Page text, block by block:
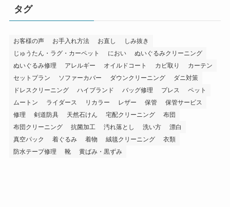
タグ
お客様の声 お手入れ方法 お直し
しみ抜き
じゅうたん・ラグ・カーペット
におい
ぬいぐるみクリーニング
ぬいぐるみ修理
アレルギー オイルドコート カビ取り
カーテン
セットプラン
ソファーカバー ダウンクリーニング
ダニ対策
ドレスクリーニング
ハイブランド バッグ修理 プレス
ペット
ムートン
ライダース リカラー レザー 保管
保管サービス
修理
剣道防具 天然石けん 宅配クリーニング
布団
布団クリーニング
抗菌加工 汚れ落とし 洗い方
漂白
真空パック
着ぐるみ 着物 絨毯クリーニング
衣類
防水テープ修理
靴 黄ばみ・黒ずみ